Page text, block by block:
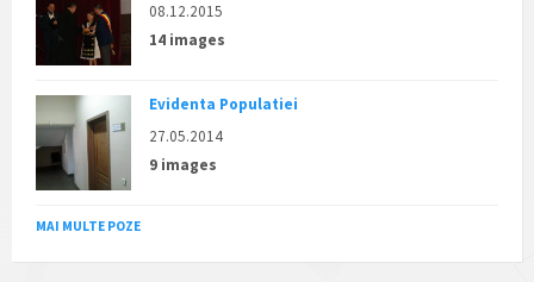
08.12.2015
14 images
Evidenta Populatiei
27.05.2014
9 images
MAI MULTE POZE